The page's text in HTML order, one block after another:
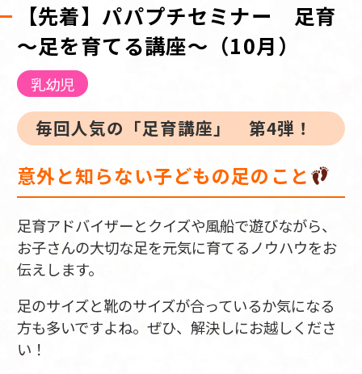
【先着】パパプチセミナー 足育
～足を育てる講座～（10月）
乳幼児
毎回人気の「足育講座」 第4弾！
意外と知らない子どもの足のこと
足育アドバイザーとクイズや風船で遊びながら、
お子さんの大切な足を元気に育てるノウハウをお
伝えします。
足のサイズと靴のサイズが合っているか気になる
方も多いですよね。ぜひ、解決しにお越しくださ
い！